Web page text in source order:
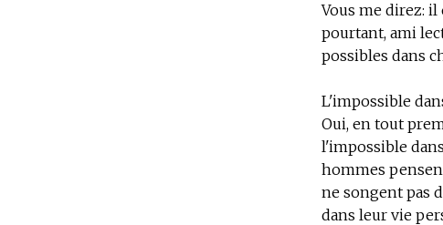
Vous me direz:
pourtant, ami
possibles dans
L'impossible
Oui, en tout
l'impossible
hommes
ne songent pas
dans leur vie